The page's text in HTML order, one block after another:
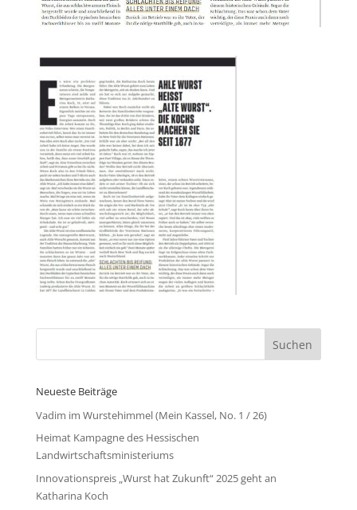
Neueste Beiträge
Vadim im Wurstehimmel (Mein Kassel, No. 1 / 26)
Heimat Kampagne des Hessischen
Landwirtschaftsministeriums
Innovationspreis „Wurst hat Zukunft“ 2025 geht an
Katharina Koch